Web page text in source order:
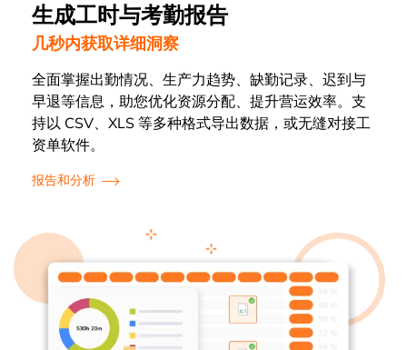
生成工时与考勤报告
几秒内获取详细洞察
全面掌握出勤情况、生产力趋势、缺勤记录、迟到与
早退等信息，助您优化资源分配、提升营运效率。支
持以 CSV、XLS 等多种格式导出数据，或无缝对接工
资单软件。
报告和分析